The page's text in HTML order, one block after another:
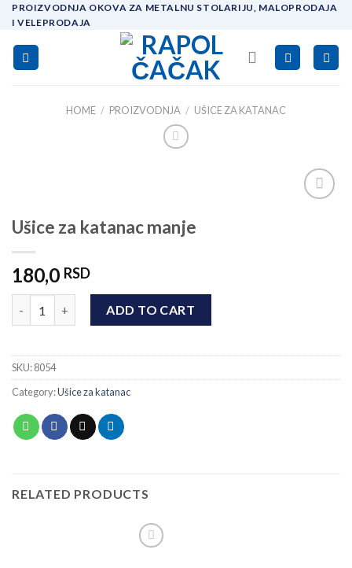
Skip
content
PROIZVODNJA OKOVA ZA METALNU STOLARIJU, MALOPRODAJA
I VELEPRODAJA
HOME / PROIZVODNJA / UŠICE ZA KATANAC
Ušice za katanac manje
180,0 RSD
ADD TO CART
SKU:8054
Category:Ušice za katanac
RELATED PRODUCTS